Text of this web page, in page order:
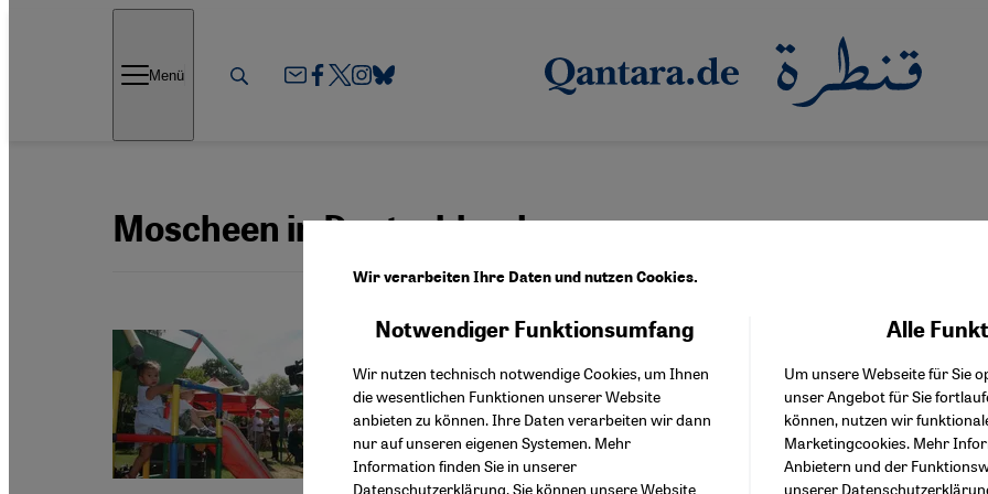
Menü
Moscheen in Deutschland
Integration und interreligiöse Zusammenarbeit
Der lange Weg zur ersten christlich-muslimischen
Frühkindliche Bildung ist zentral für eine erfolgreiche Bildungskarriere.
Deutschland das Angebot in Kindertagesstätten seltener an als
Gifhorn fördert die Integration zusammen mit kirchlichen und
Wir verarbeiten Ihre Daten und nutzen Cookies.
Notwendiger Funktionsumfang
Wir nutzen technisch notwendige Cookies, um Ihnen
die wesentlichen Funktionen unserer Website
anbieten zu können. Ihre Daten verarbeiten wir dann
nur auf unseren eigenen Systemen. Mehr
Information finden Sie in unserer
Datenschutzerklärung. Sie können unsere Website
Alle
Um unsere Webseite für Sie
unser Angebot für Sie
können, nutzen wir
Marketingcookies. Mehr
Anbietern und der
unserer
Facebook Embed /
Twitter Embed
Instagram Embed
Youtube Embed
Google Maps Embed